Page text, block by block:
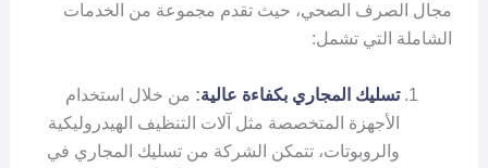
مجال الصرف الصحي، حيث تقدم مجموعة من الخدمات
الشاملة التي تشمل:
تسليك المجاري بكفاءة عالية: من خلال استخدام
الأجهزة المتخصصة مثل آلات التنظيف الهيدروليكية
والروبوتات، تتمكن الشركة من تسليك المجاري في